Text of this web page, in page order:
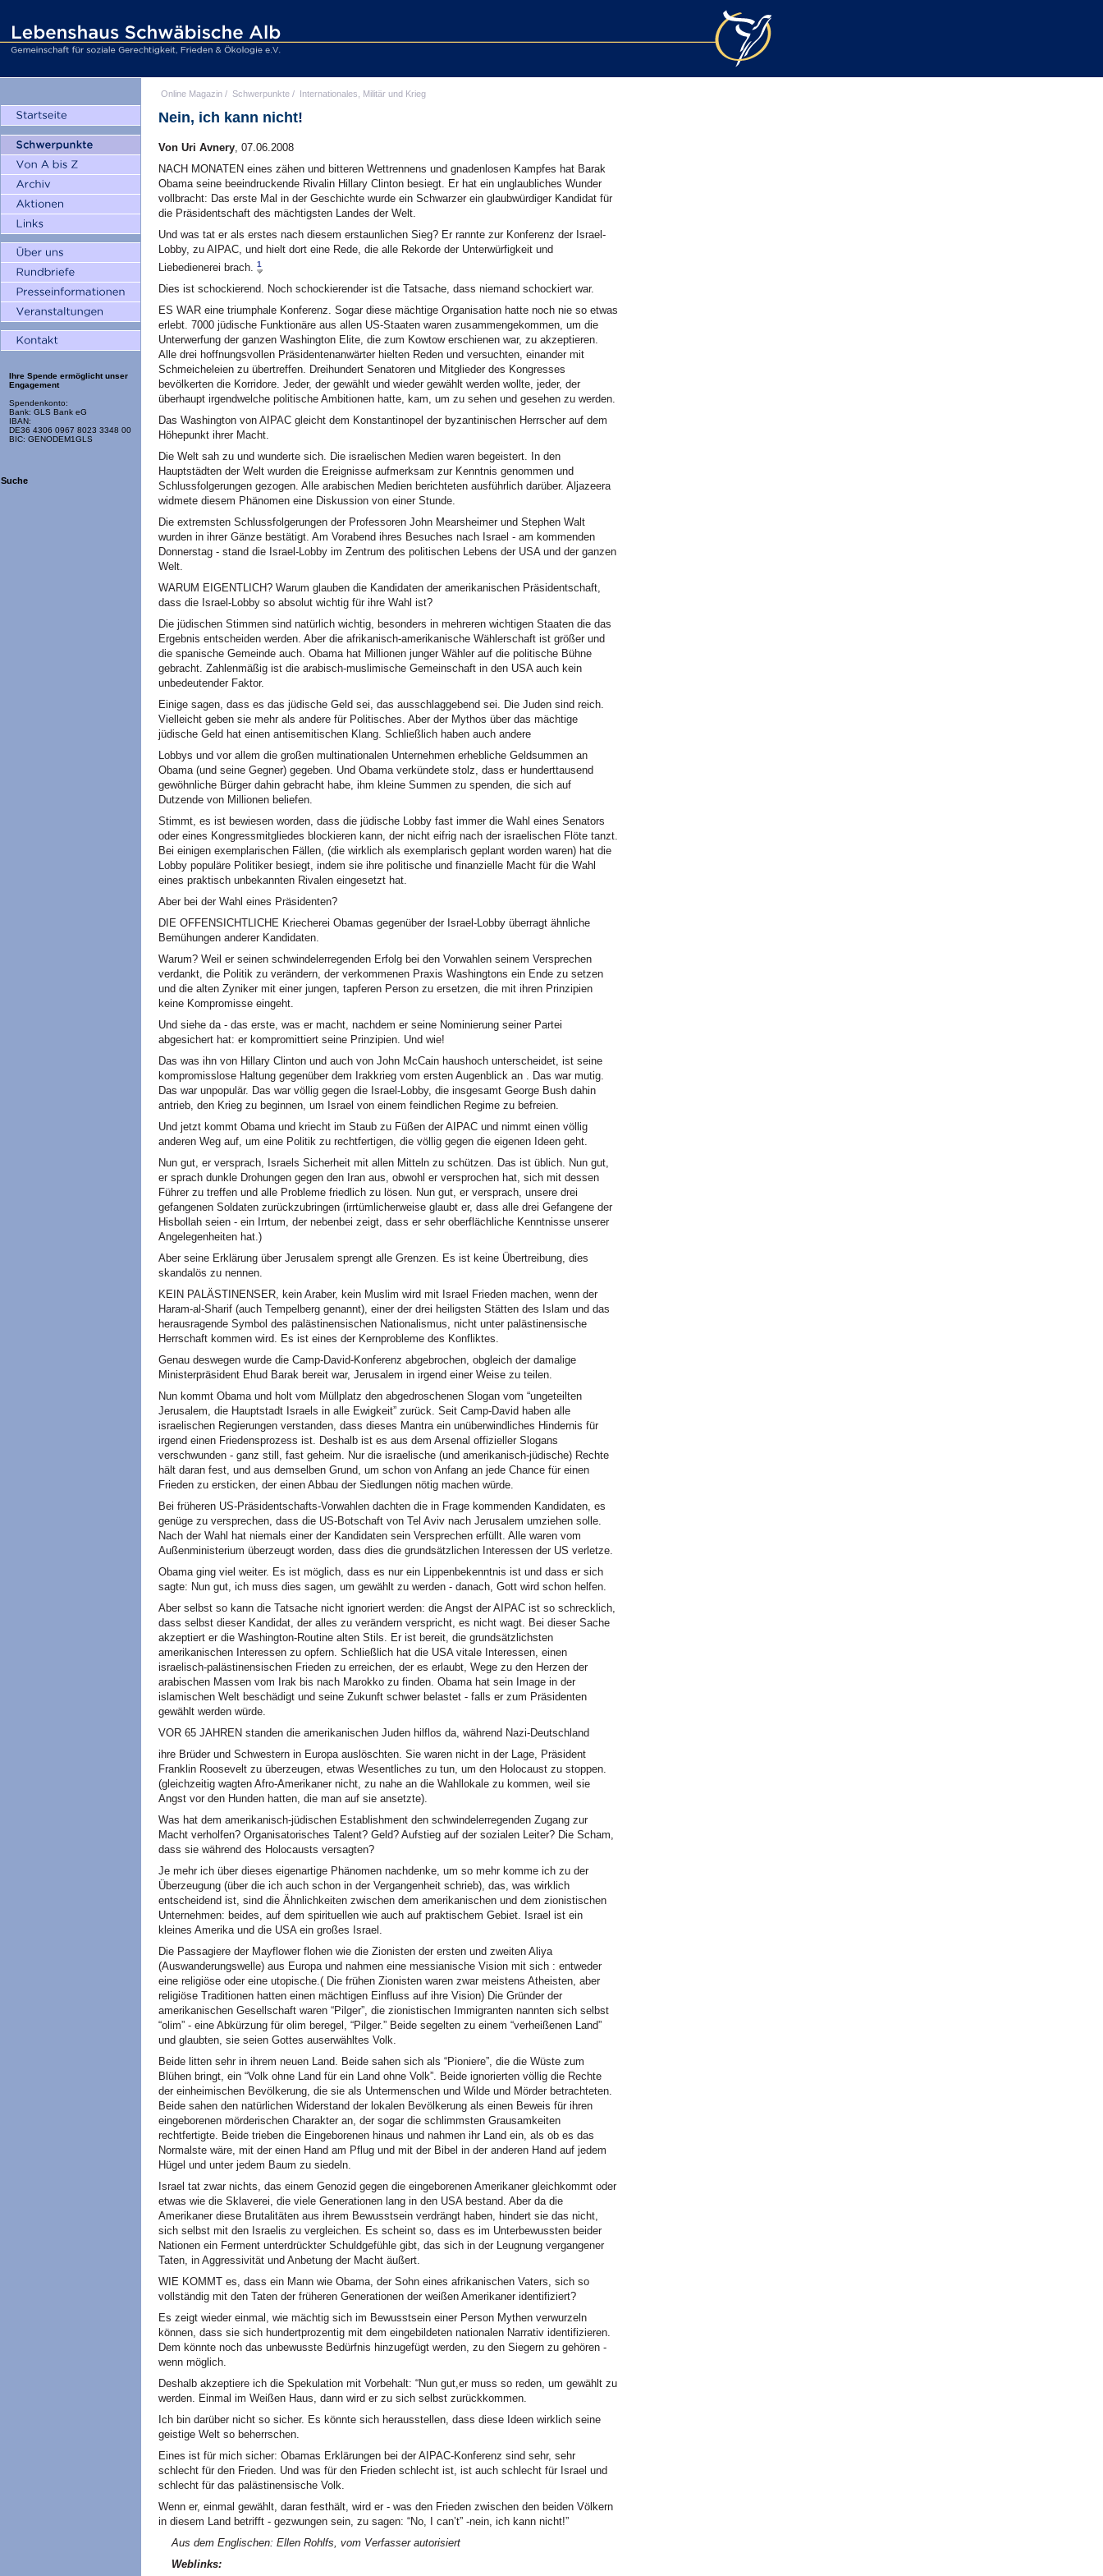
Ihre Spende ermöglicht unser
Engagement
Spendenkonto:
Bank: GLS Bank eG
IBAN:
DE36 4306 0967 8023 3348 00
BIC: GENODEM1GLS
Suche
Online Magazin / Schwerpunkte / Internationales, Militär und Krieg
Nein, ich kann nicht!
Von Uri Avnery, 07.06.2008
NACH MONATEN eines zähen und bitteren Wettrennens und gnadenlosen Kampfes hat Barak
Obama seine beeindruckende Rivalin Hillary Clinton besiegt. Er hat ein unglaubliches Wunder
vollbracht: Das erste Mal in der Geschichte wurde ein Schwarzer ein glaubwürdiger Kandidat für
die Präsidentschaft des mächtigsten Landes der Welt.
Und was tat er als erstes nach diesem erstaunlichen Sieg? Er rannte zur Konferenz der Israel-
Lobby, zu AIPAC, und hielt dort eine Rede, die alle Rekorde der Unterwürfigkeit und
Liebedienerei brach. 1
Dies ist schockierend. Noch schockierender ist die Tatsache, dass niemand schockiert war.
ES WAR eine triumphale Konferenz. Sogar diese mächtige Organisation hatte noch nie so etwas
erlebt. 7000 jüdische Funktionäre aus allen US-Staaten waren zusammengekommen, um die
Unterwerfung der ganzen Washington Elite, die zum Kowtow erschienen war, zu akzeptieren.
Alle drei hoffnungsvollen Präsidentenanwärter hielten Reden und versuchten, einander mit
Schmeicheleien zu übertreffen. Dreihundert Senatoren und Mitglieder des Kongresses
bevölkerten die Korridore. Jeder, der gewählt und wieder gewählt werden wollte, jeder, der
überhaupt irgendwelche politische Ambitionen hatte, kam, um zu sehen und gesehen zu werden.
Das Washington von AIPAC gleicht dem Konstantinopel der byzantinischen Herrscher auf dem
Höhepunkt ihrer Macht.
Die Welt sah zu und wunderte sich. Die israelischen Medien waren begeistert. In den
Hauptstädten der Welt wurden die Ereignisse aufmerksam zur Kenntnis genommen und
Schlussfolgerungen gezogen. Alle arabischen Medien berichteten ausführlich darüber. Aljazeera
widmete diesem Phänomen eine Diskussion von einer Stunde.
Die extremsten Schlussfolgerungen der Professoren John Mearsheimer und Stephen Walt
wurden in ihrer Gänze bestätigt. Am Vorabend ihres Besuches nach Israel - am kommenden
Donnerstag - stand die Israel-Lobby im Zentrum des politischen Lebens der USA und der ganzen
Welt.
WARUM EIGENTLICH? Warum glauben die Kandidaten der amerikanischen Präsidentschaft,
dass die Israel-Lobby so absolut wichtig für ihre Wahl ist?
Die jüdischen Stimmen sind natürlich wichtig, besonders in mehreren wichtigen Staaten die das
Ergebnis entscheiden werden. Aber die afrikanisch-amerikanische Wählerschaft ist größer und
die spanische Gemeinde auch. Obama hat Millionen junger Wähler auf die politische Bühne
gebracht. Zahlenmäßig ist die arabisch-muslimische Gemeinschaft in den USA auch kein
unbedeutender Faktor.
Einige sagen, dass es das jüdische Geld sei, das ausschlaggebend sei. Die Juden sind reich.
Vielleicht geben sie mehr als andere für Politisches. Aber der Mythos über das mächtige
jüdische Geld hat einen antisemitischen Klang. Schließlich haben auch andere
Lobbys und vor allem die großen multinationalen Unternehmen erhebliche Geldsummen an
Obama (und seine Gegner) gegeben. Und Obama verkündete stolz, dass er hunderttausend
gewöhnliche Bürger dahin gebracht habe, ihm kleine Summen zu spenden, die sich auf
Dutzende von Millionen beliefen.
Stimmt, es ist bewiesen worden, dass die jüdische Lobby fast immer die Wahl eines Senators
oder eines Kongressmitgliedes blockieren kann, der nicht eifrig nach der israelischen Flöte tanzt.
Bei einigen exemplarischen Fällen, (die wirklich als exemplarisch geplant worden waren) hat die
Lobby populäre Politiker besiegt, indem sie ihre politische und finanzielle Macht für die Wahl
eines praktisch unbekannten Rivalen eingesetzt hat.
Aber bei der Wahl eines Präsidenten?
DIE OFFENSICHTLICHE Kriecherei Obamas gegenüber der Israel-Lobby überragt ähnliche
Bemühungen anderer Kandidaten.
Warum? Weil er seinen schwindelerregenden Erfolg bei den Vorwahlen seinem Versprechen
verdankt, die Politik zu verändern, der verkommenen Praxis Washingtons ein Ende zu setzen
und die alten Zyniker mit einer jungen, tapferen Person zu ersetzen, die mit ihren Prinzipien
keine Kompromisse eingeht.
Und siehe da - das erste, was er macht, nachdem er seine Nominierung seiner Partei
abgesichert hat: er kompromittiert seine Prinzipien. Und wie!
Das was ihn von Hillary Clinton und auch von John McCain haushoch unterscheidet, ist seine
kompromisslose Haltung gegenüber dem Irakkrieg vom ersten Augenblick an . Das war mutig.
Das war unpopulär. Das war völlig gegen die Israel-Lobby, die insgesamt George Bush dahin
antrieb, den Krieg zu beginnen, um Israel von einem feindlichen Regime zu befreien.
Und jetzt kommt Obama und kriecht im Staub zu Füßen der AIPAC und nimmt einen völlig
anderen Weg auf, um eine Politik zu rechtfertigen, die völlig gegen die eigenen Ideen geht.
Nun gut, er versprach, Israels Sicherheit mit allen Mitteln zu schützen. Das ist üblich. Nun gut,
er sprach dunkle Drohungen gegen den Iran aus, obwohl er versprochen hat, sich mit dessen
Führer zu treffen und alle Probleme friedlich zu lösen. Nun gut, er versprach, unsere drei
gefangenen Soldaten zurückzubringen (irrtümlicherweise glaubt er, dass alle drei Gefangene der
Hisbollah seien - ein Irrtum, der nebenbei zeigt, dass er sehr oberflächliche Kenntnisse unserer
Angelegenheiten hat.)
Aber seine Erklärung über Jerusalem sprengt alle Grenzen. Es ist keine Übertreibung, dies
skandalös zu nennen.
KEIN PALÄSTINENSER, kein Araber, kein Muslim wird mit Israel Frieden machen, wenn der
Haram-al-Sharif (auch Tempelberg genannt), einer der drei heiligsten Stätten des Islam und das
herausragende Symbol des palästinensischen Nationalismus, nicht unter palästinensische
Herrschaft kommen wird. Es ist eines der Kernprobleme des Konfliktes.
Genau deswegen wurde die Camp-David-Konferenz abgebrochen, obgleich der damalige
Ministerpräsident Ehud Barak bereit war, Jerusalem in irgend einer Weise zu teilen.
Nun kommt Obama und holt vom Müllplatz den abgedroschenen Slogan vom “ungeteilten
Jerusalem, die Hauptstadt Israels in alle Ewigkeit” zurück. Seit Camp-David haben alle
israelischen Regierungen verstanden, dass dieses Mantra ein unüberwindliches Hindernis für
irgend einen Friedensprozess ist. Deshalb ist es aus dem Arsenal offizieller Slogans
verschwunden - ganz still, fast geheim. Nur die israelische (und amerikanisch-jüdische) Rechte
hält daran fest, und aus demselben Grund, um schon von Anfang an jede Chance für einen
Frieden zu ersticken, der einen Abbau der Siedlungen nötig machen würde.
Bei früheren US-Präsidentschafts-Vorwahlen dachten die in Frage kommenden Kandidaten, es
genüge zu versprechen, dass die US-Botschaft von Tel Aviv nach Jerusalem umziehen solle.
Nach der Wahl hat niemals einer der Kandidaten sein Versprechen erfüllt. Alle waren vom
Außenministerium überzeugt worden, dass dies die grundsätzlichen Interessen der US verletze.
Obama ging viel weiter. Es ist möglich, dass es nur ein Lippenbekenntnis ist und dass er sich
sagte: Nun gut, ich muss dies sagen, um gewählt zu werden - danach, Gott wird schon helfen.
Aber selbst so kann die Tatsache nicht ignoriert werden: die Angst der AIPAC ist so schrecklich,
dass selbst dieser Kandidat, der alles zu verändern verspricht, es nicht wagt. Bei dieser Sache
akzeptiert er die Washington-Routine alten Stils. Er ist bereit, die grundsätzlichsten
amerikanischen Interessen zu opfern. Schließlich hat die USA vitale Interessen, einen
israelisch-palästinensischen Frieden zu erreichen, der es erlaubt, Wege zu den Herzen der
arabischen Massen vom Irak bis nach Marokko zu finden. Obama hat sein Image in der
islamischen Welt beschädigt und seine Zukunft schwer belastet - falls er zum Präsidenten
gewählt werden würde.
VOR 65 JAHREN standen die amerikanischen Juden hilflos da, während Nazi-Deutschland
ihre Brüder und Schwestern in Europa auslöschten. Sie waren nicht in der Lage, Präsident
Franklin Roosevelt zu überzeugen, etwas Wesentliches zu tun, um den Holocaust zu stoppen.
(gleichzeitig wagten Afro-Amerikaner nicht, zu nahe an die Wahllokale zu kommen, weil sie
Angst vor den Hunden hatten, die man auf sie ansetzte).
Was hat dem amerikanisch-jüdischen Establishment den schwindelerregenden Zugang zur
Macht verholfen? Organisatorisches Talent? Geld? Aufstieg auf der sozialen Leiter? Die Scham,
dass sie während des Holocausts versagten?
Je mehr ich über dieses eigenartige Phänomen nachdenke, um so mehr komme ich zu der
Überzeugung (über die ich auch schon in der Vergangenheit schrieb), das, was wirklich
entscheidend ist, sind die Ähnlichkeiten zwischen dem amerikanischen und dem zionistischen
Unternehmen: beides, auf dem spirituellen wie auch auf praktischem Gebiet. Israel ist ein
kleines Amerika und die USA ein großes Israel.
Die Passagiere der Mayflower flohen wie die Zionisten der ersten und zweiten Aliya
(Auswanderungswelle) aus Europa und nahmen eine messianische Vision mit sich : entweder
eine religiöse oder eine utopische.( Die frühen Zionisten waren zwar meistens Atheisten, aber
religiöse Traditionen hatten einen mächtigen Einfluss auf ihre Vision) Die Gründer der
amerikanischen Gesellschaft waren “Pilger”, die zionistischen Immigranten nannten sich selbst
“olim” - eine Abkürzung für olim beregel, “Pilger.” Beide segelten zu einem “verheißenen Land”
und glaubten, sie seien Gottes auserwähltes Volk.
Beide litten sehr in ihrem neuen Land. Beide sahen sich als “Pioniere”, die die Wüste zum
Blühen bringt, ein “Volk ohne Land für ein Land ohne Volk”. Beide ignorierten völlig die Rechte
der einheimischen Bevölkerung, die sie als Untermenschen und Wilde und Mörder betrachteten.
Beide sahen den natürlichen Widerstand der lokalen Bevölkerung als einen Beweis für ihren
eingeborenen mörderischen Charakter an, der sogar die schlimmsten Grausamkeiten
rechtfertigte. Beide trieben die Eingeborenen hinaus und nahmen ihr Land ein, als ob es das
Normalste wäre, mit der einen Hand am Pflug und mit der Bibel in der anderen Hand auf jedem
Hügel und unter jedem Baum zu siedeln.
Israel tat zwar nichts, das einem Genozid gegen die eingeborenen Amerikaner gleichkommt oder
etwas wie die Sklaverei, die viele Generationen lang in den USA bestand. Aber da die
Amerikaner diese Brutalitäten aus ihrem Bewusstsein verdrängt haben, hindert sie das nicht,
sich selbst mit den Israelis zu vergleichen. Es scheint so, dass es im Unterbewussten beider
Nationen ein Ferment unterdrückter Schuldgefühle gibt, das sich in der Leugnung vergangener
Taten, in Aggressivität und Anbetung der Macht äußert.
WIE KOMMT es, dass ein Mann wie Obama, der Sohn eines afrikanischen Vaters, sich so
vollständig mit den Taten der früheren Generationen der weißen Amerikaner identifiziert?
Es zeigt wieder einmal, wie mächtig sich im Bewusstsein einer Person Mythen verwurzeln
können, dass sie sich hundertprozentig mit dem eingebildeten nationalen Narrativ identifizieren.
Dem könnte noch das unbewusste Bedürfnis hinzugefügt werden, zu den Siegern zu gehören -
wenn möglich.
Deshalb akzeptiere ich die Spekulation mit Vorbehalt: “Nun gut,er muss so reden, um gewählt zu
werden. Einmal im Weißen Haus, dann wird er zu sich selbst zurückkommen.
Ich bin darüber nicht so sicher. Es könnte sich herausstellen, dass diese Ideen wirklich seine
geistige Welt so beherrschen.
Eines ist für mich sicher: Obamas Erklärungen bei der AIPAC-Konferenz sind sehr, sehr
schlecht für den Frieden. Und was für den Frieden schlecht ist, ist auch schlecht für Israel und
schlecht für das palästinensische Volk.
Wenn er, einmal gewählt, daran festhält, wird er - was den Frieden zwischen den beiden Völkern
in diesem Land betrifft - gezwungen sein, zu sagen: “No, I can’t” -nein, ich kann nicht!”
Aus dem Englischen: Ellen Rohlfs, vom Verfasser autorisiert
Weblinks: